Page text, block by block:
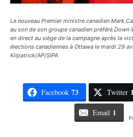
Le nouveau Premier ministre canadien Mark
au son de son groupe canadien préféré Down
en direct au siège de la campagne après la
élections canadiennes à Ottawa le mardi 29
Kilpatrick/AP/SIPA
Facebook 73 Twitter 1
Email 1